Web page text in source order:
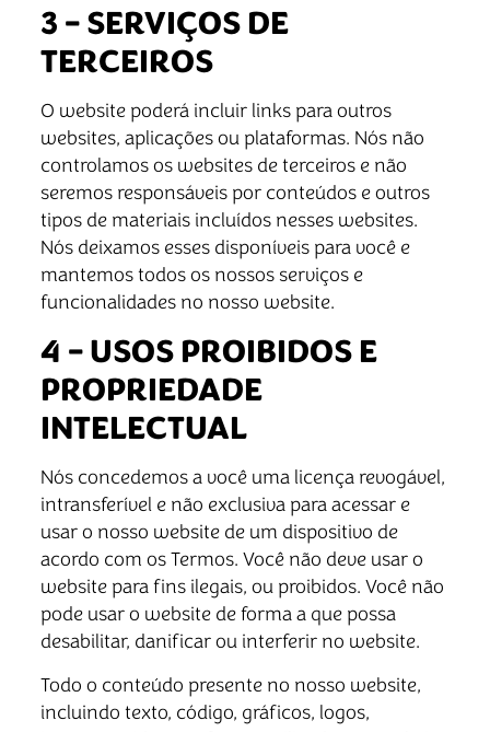
3 – SERVIÇOS DE
TERCEIROS
O website poderá incluir links para outros
websites, aplicações ou plataformas. Nós não
controlamos os websites de terceiros e não
seremos responsáveis por conteúdos e outros
tipos de materiais incluídos nesses websites.
Nós deixamos esses disponíveis para você e
mantemos todos os nossos serviços e
funcionalidades no nosso website.
4 – USOS PROIBIDOS E
PROPRIEDADE
INTELECTUAL
Nós concedemos a você uma licença revogável,
intransferível e não exclusiva para acessar e
usar o nosso website de um dispositivo de
acordo com os Termos. Você não deve usar o
website para fins ilegais, ou proibidos. Você não
pode usar o website de forma a que possa
desabilitar, danificar ou interferir no website.
Todo o conteúdo presente no nosso website,
incluindo texto, código, gráficos, logos,